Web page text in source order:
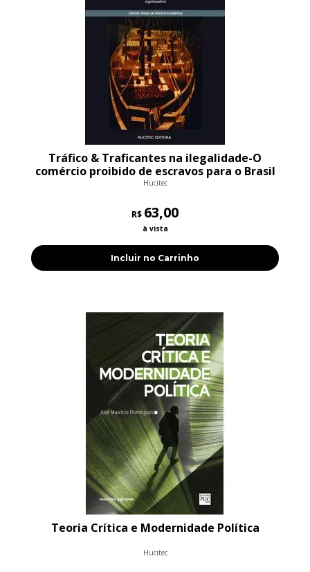
Tráfico & Traficantes na ilegalidade-O
comércio proibido de escravos para o Brasil
(c.1831-1850)
Hucitec
R$ 63,00
à vista
Incluir no Carrinho
Teoria Crítica e Modernidade Política
Hucitec